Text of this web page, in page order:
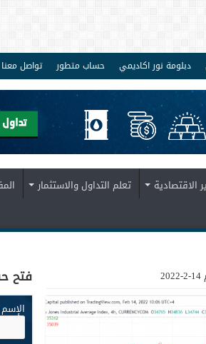
دبلومة نور اكاديمي حساب متطور تواصل معنا
الاقتصادية تعلم التداول والاستثمار
فتح